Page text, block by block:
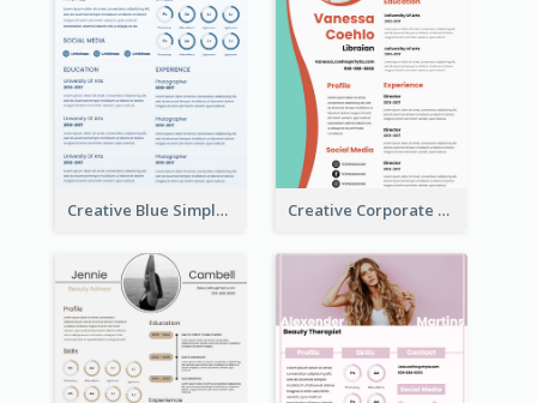
Creative Blue Simple Resume Creative Corporate Teal Resume